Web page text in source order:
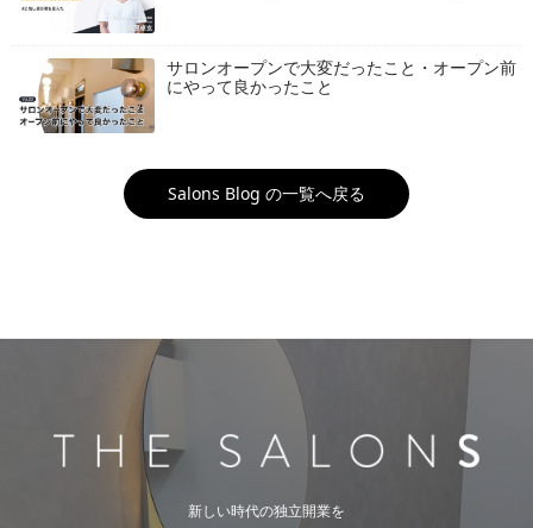
サロンオープンで大変だったこと・オープン前
にやって良かったこと
Salons Blog の一覧へ戻る
新しい時代の独立開業を